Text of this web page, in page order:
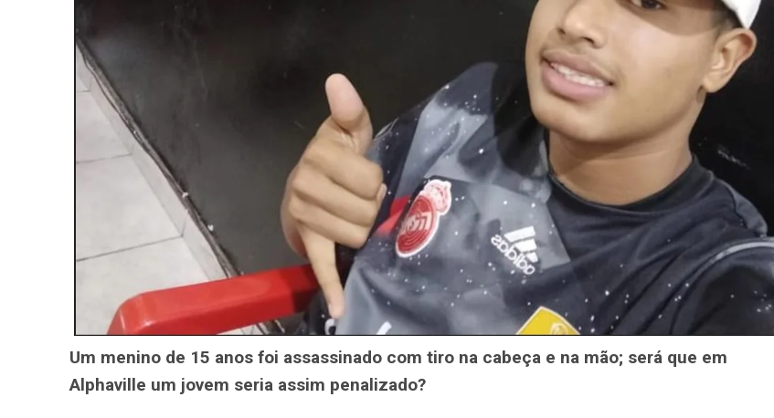
Um menino de 15 anos foi assassinado com tiro na cabeça e na mão; será que em
Alphaville um jovem seria assim penalizado?